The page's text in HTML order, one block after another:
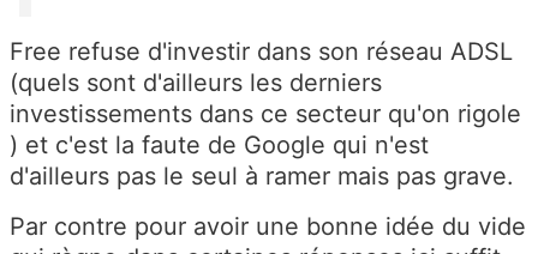
Free refuse d'investir dans son réseau ADSL
(quels sont d'ailleurs les derniers
investissements dans ce secteur qu'on rigole
) et c'est la faute de Google qui n'est
d'ailleurs pas le seul à ramer mais pas grave.
Par contre pour avoir une bonne idée du vide